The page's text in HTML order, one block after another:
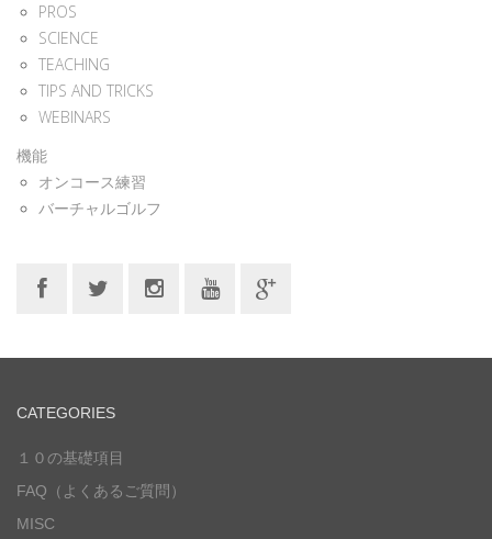
PROS
SCIENCE
TEACHING
TIPS AND TRICKS
WEBINARS
機能
オンコース練習
バーチャルゴルフ
CATEGORIES
１０の基礎項目
FAQ（よくあるご質問）
MISC